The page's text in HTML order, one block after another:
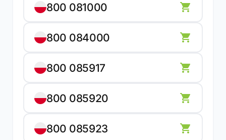
800 081000
800 084000
800 085917
800 085920
800 085923